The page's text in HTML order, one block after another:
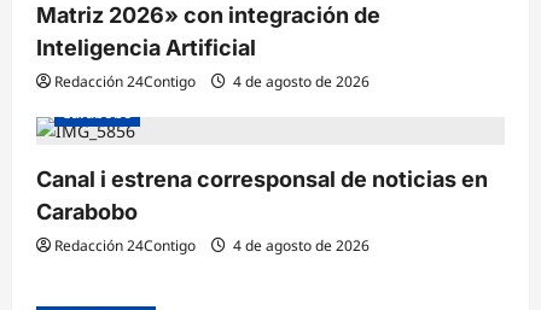
Matriz 2026» con integración de
Inteligencia Artificial
Redacción 24Contigo
4 de agosto de 2026
Carabobo
Canal i estrena corresponsal de noticias en
Carabobo
Redacción 24Contigo 4 de agosto de 2026